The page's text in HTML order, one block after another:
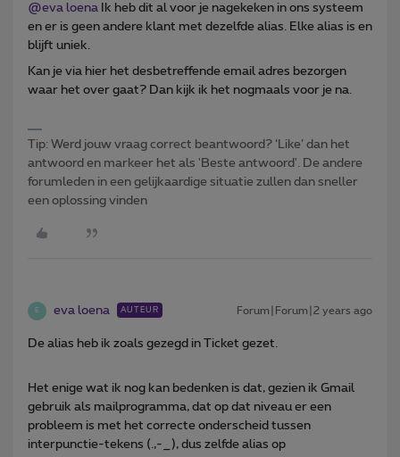
@eva loena Ik heb dit al voor je nagekeken in ons systeem
en er is geen andere klant met dezelfde alias. Elke alias is en
blijft uniek.
Kan je via hier het desbetreffende email adres bezorgen
waar het over gaat? Dan kijk ik het nogmaals voor je na.
Tip: Werd jouw vraag correct beantwoord? ‘Like’ dan het
antwoord en markeer het als 'Beste antwoord'. De andere
forumleden in een gelijkaardige situatie zullen dan sneller
een oplossing vinden
E eva loena AUTEUR Forum|Forum|2 years ago
De alias heb ik zoals gezegd in Ticket gezet.
Het enige wat ik nog kan bedenken is dat, gezien ik Gmail
gebruik als mailprogramma, dat op dat niveau er een
probleem is met het correcte onderscheid tussen
interpunctie-tekens (.,-_), dus zelfde alias op